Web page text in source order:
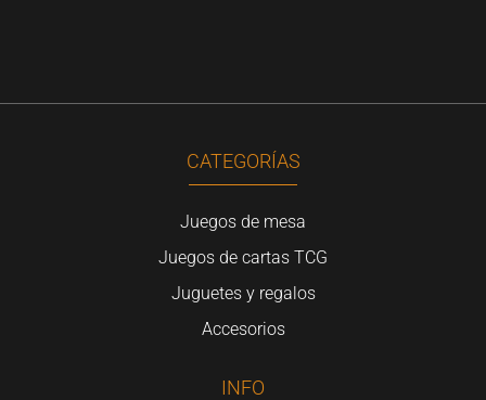
CATEGORÍAS
Juegos de mesa
Juegos de cartas TCG
Juguetes y regalos
Accesorios
INFO